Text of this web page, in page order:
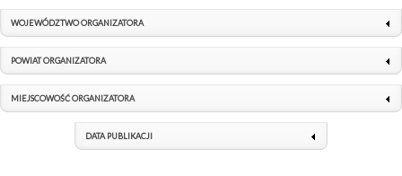
WOJEWÓDZTWO ORGANIZATORA
POWIAT ORGANIZATORA
MIEJSCOWOŚĆ ORGANIZATORA
DATA PUBLIKACJI